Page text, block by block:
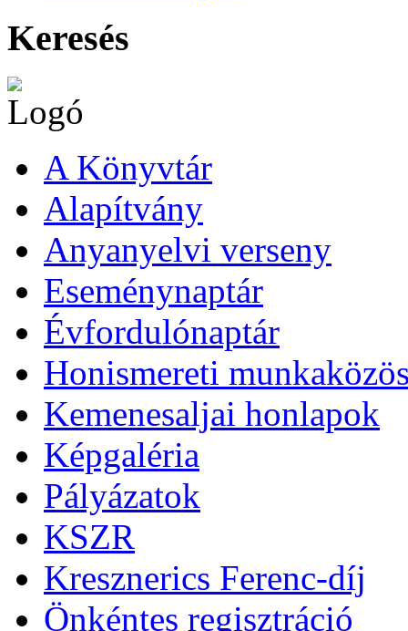
Keresés
A Könyvtár
Alapítvány
Anyanyelvi verseny
Eseménynaptár
Évfordulónaptár
Honismereti
Kemenesaljai honlapok
Képgaléria
Pályázatok
KSZR
Kresznerics Ferenc-díj
Önkéntes regisztráció